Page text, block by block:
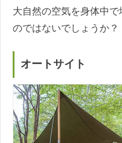
大自然の空気を身体中
のではないでしょうか？
オートサイト